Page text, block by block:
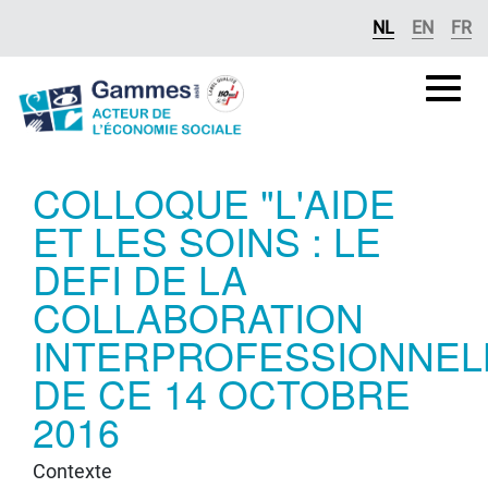
NL EN FR
Gammes
asbl
COLLOQUE "L'AIDE
ET LES SOINS : LE
DEFI DE LA
COLLABORATION
DE CE 14 OCTOBRE
2016
Contexte